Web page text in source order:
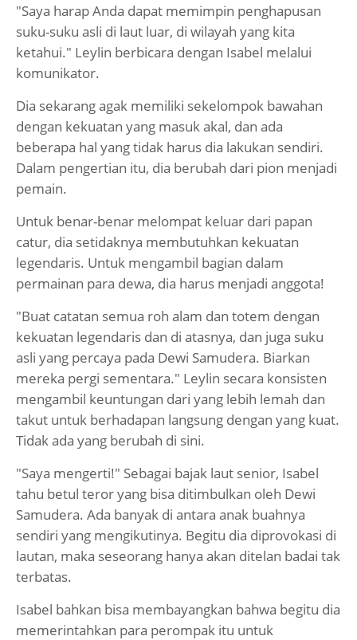
"Saya harap Anda dapat memimpin penghapusan
suku-suku asli di laut luar, di wilayah yang kita
ketahui." Leylin berbicara dengan Isabel melalui
komunikator.
Dia sekarang agak memiliki sekelompok bawahan
dengan kekuatan yang masuk akal, dan ada
beberapa hal yang tidak harus dia lakukan sendiri.
Dalam pengertian itu, dia berubah dari pion menjadi
pemain.
Untuk benar-benar melompat keluar dari papan
catur, dia setidaknya membutuhkan kekuatan
legendaris. Untuk mengambil bagian dalam
permainan para dewa, dia harus menjadi anggota!
"Buat catatan semua roh alam dan totem dengan
kekuatan legendaris dan di atasnya, dan juga suku
asli yang percaya pada Dewi Samudera. Biarkan
mereka pergi sementara." Leylin secara konsisten
mengambil keuntungan dari yang lebih lemah dan
takut untuk berhadapan langsung dengan yang kuat.
Tidak ada yang berubah di sini.
"Saya mengerti!" Sebagai bajak laut senior, Isabel
tahu betul teror yang bisa ditimbulkan oleh Dewi
Samudera. Ada banyak di antara anak buahnya
sendiri yang mengikutinya. Begitu dia diprovokasi di
lautan, maka seseorang hanya akan ditelan badai tak
terbatas.
Isabel bahkan bisa membayangkan bahwa begitu dia
memerintahkan para perompak itu untuk